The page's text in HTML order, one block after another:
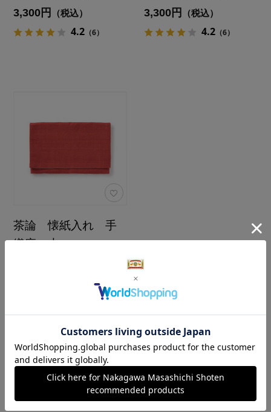
3,300円 （税込）
4.2 （6）
3,300円 （税込）
4.2 （6）
茶論 懐紙入れ 手
織麻 大
7件あります